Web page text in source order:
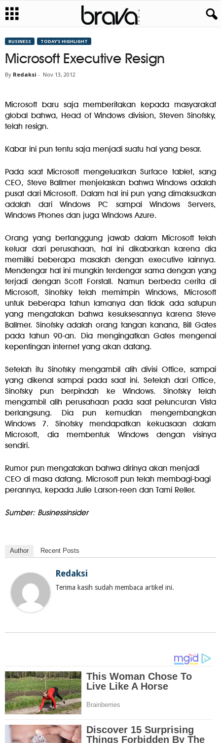
BUSINESS TODAY’S HIGHLIGHT
Microsoft Executive Resign
By Redaksi - Nov 13, 2012
Microsoft baru saja memberitakan kepada masyarakat
global bahwa, Head of Windows division, Steven Sinofsky,
telah resign.
Kabar ini pun tentu saja menjadi suatu hal yang besar.
Pada saat Microsoft mengeluarkan Surface tablet, sang
CEO, Steve Ballmer menjelaskan bahwa Windows adalah
pusat dari Microsoft. Dalam hal ini pun yang dimaksudkan
adalah dari Windows PC sampai Windows Servers,
Windows Phones dan juga Windows Azure.
Orang yang bertanggung jawab dalam Microsoft telah
keluar dari perusahaan, hal ini dikabarkan karena dia
memiliki beberapa masalah dengan executive lainnya.
Mendengar hal ini mungkin terdengar sama dengan yang
terjadi dengan Scott Forstall. Namun berbeda cerita di
Microsoft, Sinofsky telah memimpin Windows, Microsoft
untuk beberapa tahun lamanya dan tidak ada satupun
yang mengatakan bahwa kesuksesannya karena Steve
Ballmer. Sinofsky adalah orang tangan kanana, Bill Gates
pada tahun 90-an. Dia mengingatkan Gates mengenai
kepentingan internet yang akan datang.
Setelah itu Sinofsky mengambil alih divisi Office, sampai
yang dikenal sampai pada saat ini. Setelah dari Office,
Sinofsky pun berpindah ke Windows. Sinofsky telah
mengambil alih perusahaan pada saat peluncuran Vista
berlangsung. Dia pun kemudian mengembangkan
Windows 7. Sinofsky mendapatkan kekuasaan dalam
Microsoft, dia membentuk Windows dengan visinya
sendiri.
Rumor pun mengatakan bahwa dirinya akan menjadi
CEO di masa datang. Microsoft pun telah membagi-bagi
perannya, kepada Julie Larson-reen dan Tami Reller.
Sumber: Businessinsider
Author Recent Posts
Redaksi
Terima kasih sudah membaca artikel ini.